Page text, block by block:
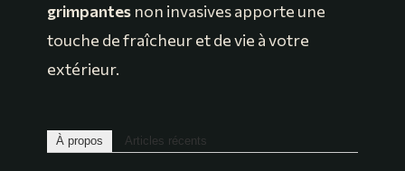
grimpantes non invasives apporte une
touche de fraîcheur et de vie à votre
extérieur.
À propos Articles récents